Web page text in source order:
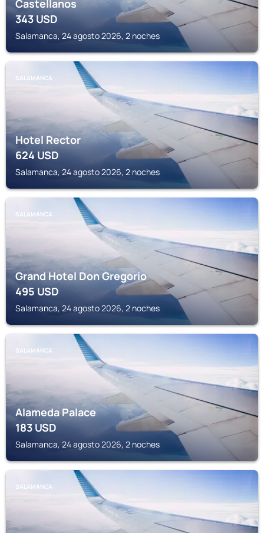
Castellanos
343USD
Salamanca, 24 agosto 2026, 2 noches
SALAMANCA
Hotel Rector
624USD
Salamanca, 24 agosto 2026, 2 noches
SALAMANCA
Grand Hotel Don Gregorio
495USD
Salamanca, 24 agosto 2026, 2 noches
SALAMANCA
Alameda Palace
183USD
Salamanca, 24 agosto 2026, 2 noches
SALAMANCA